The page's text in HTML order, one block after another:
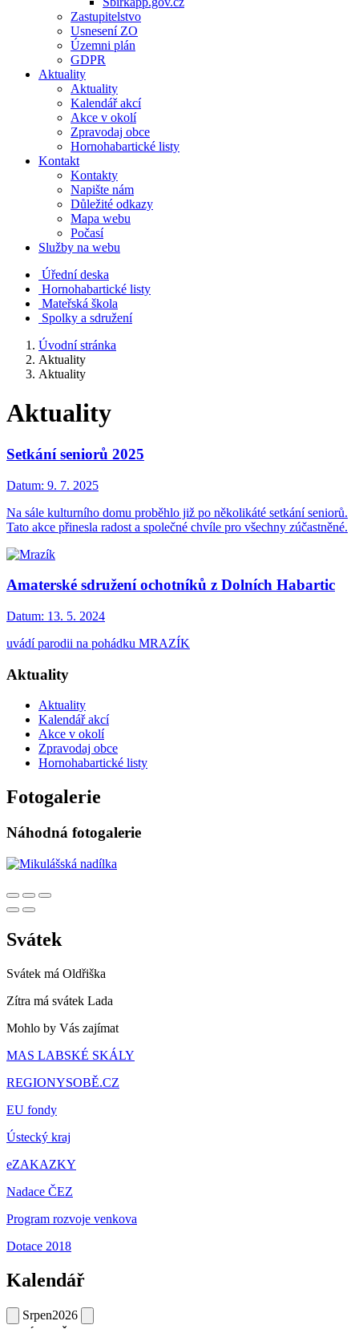
Zastupitelstvo
Usnesení ZO
Územni plán
GDPR
Aktuality
Aktuality
Kalendář akcí
Akce v okolí
Zpravodaj obce
Hornohabartické listy
Kontakt
Kontakty
Napište nám
Důležité odkazy
Mapa webu
Počasí
Služby na webu
Úřední deska
Hornohabartické listy
Mateřská škola
Spolky a sdružení
Úvodní stránka
Aktuality
Aktuality
Aktuality
Setkání seniorů 2025
Datum: 9. 7. 2025
Na sále kulturního domu proběhlo již po několikáté setkání seniorů.
Tato akce přinesla radost a společné chvíle pro všechny zúčastněné.
Amaterské sdružení ochotníků z Dolních Habartic
Datum: 13. 5. 2024
uvádí parodii na pohádku MRAZÍK
Aktuality
Aktuality
Kalendář akcí
Akce v okolí
Zpravodaj obce
Hornohabartické listy
Fotogalerie
Náhodná fotogalerie
Svátek
Svátek má Oldřiška
Zítra má svátek Lada
Mohlo by Vás zajímat
MAS LABSKÉ SKÁLY
REGIONYSOBĚ.CZ
EU fondy
Ústecký kraj
eZAKAZKY
Nadace ČEZ
Program rozvoje venkova
Dotace 2018
Kalendář
Srpen2026